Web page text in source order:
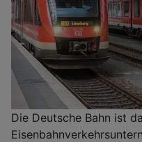
Die Deutsche Bahn ist